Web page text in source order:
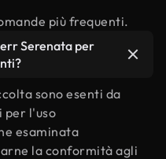
più frequenti.
Serenata per
sono esenti da
per l'uso
esaminata
la conformità agli